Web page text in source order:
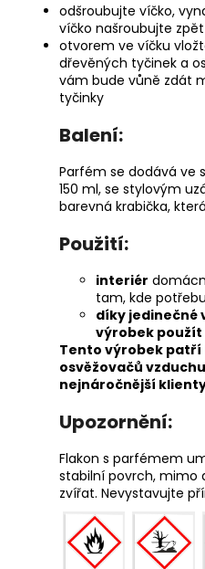
odšroubujte víčko,
víčko našroubujte zpět
otvorem ve víčku
dřevěných tyčinek a
vám bude vůně zdát
tyčinky
Balení:
Parfém se dodává ve
150 ml, se stylovým
barevná krabička,
Použití:
interiér
tam, kde
díky jedinečné
výrobek použít
Tento výrobek patří
osvěžovačů
nejnáročnější
Upozornění:
Flakon s parfémem
stabilní povrch, mimo
zvířat. Nevystavujte